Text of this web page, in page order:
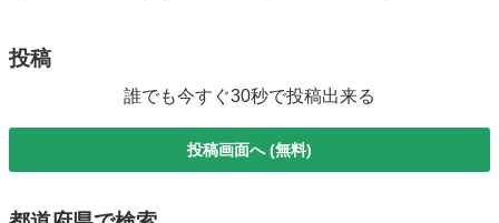
投稿
誰でも今すぐ30秒で投稿出来る
投稿画面へ (無料)